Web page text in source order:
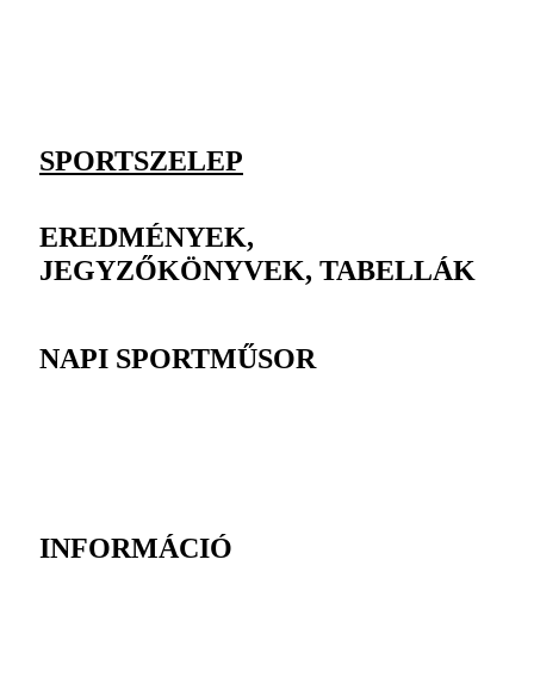
SPORTSZELEP
EREDMÉNYEK,
JEGYZŐKÖNYVEK, TABELLÁK
NAPI SPORTMŰSOR
INFORMÁCIÓ